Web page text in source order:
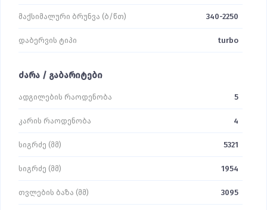
მაქსიმალური ბრუნვა (ბ/წთ) 340-2250
დაბერვის ტიპი turbo
ძარა / გაბარიტები
ადგილების რაოდენობა 5
კარის რაოდენობა 4
სიგრძე (მმ) 5321
სიგრძე (მმ) 1954
თვლების ბაზა (მმ) 3095